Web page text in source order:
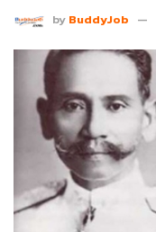
by BuddyJob